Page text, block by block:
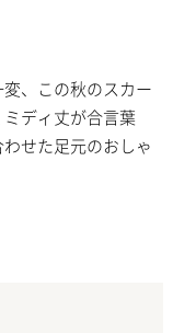
、この秋のスカー
ディ丈が合言葉
せた足元のおしゃ